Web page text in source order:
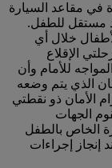
في مقاعد السيارة
مستقل للطفل.
خلال أي
الإقلاع
للأمام وأن
الذي يتم وضعه
الأمان ذو نقطتي
الجهات
الخاص بالطفل
إنجاز إجراءات